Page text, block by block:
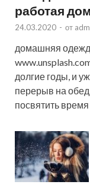
работая
24.03.2020 - от
домашняя
долгие годы, и
перерыв на обед,
посвятить время